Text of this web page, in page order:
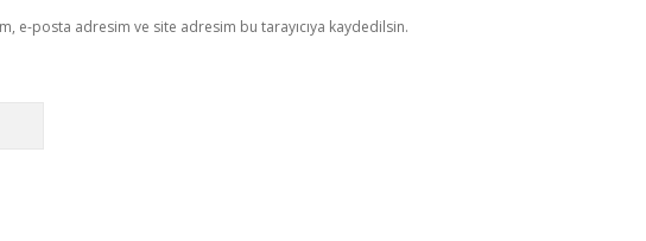
e-posta adresim ve site adresim bu tarayıcıya kaydedilsin.